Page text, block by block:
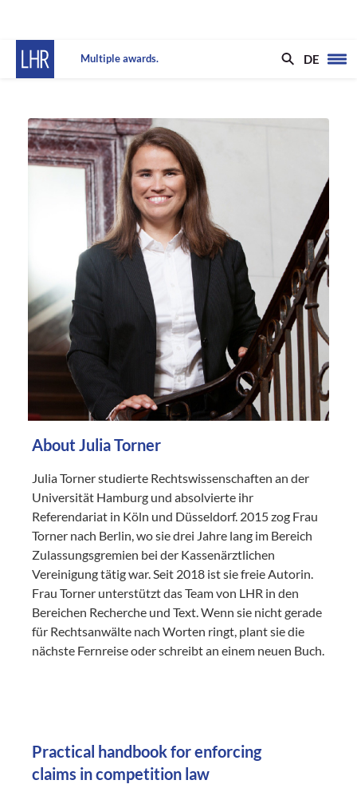
Multiple awards. DE
About Julia Torner
Julia Torner studierte Rechtswissenschaften an der
Universität Hamburg und absolvierte ihr
Referendariat in Köln und Düsseldorf. 2015 zog Frau
Torner nach Berlin, wo sie drei Jahre lang im Bereich
Zulassungsgremien bei der Kassenärztlichen
Vereinigung tätig war. Seit 2018 ist sie freie Autorin.
Frau Torner unterstützt das Team von LHR in den
Bereichen Recherche und Text. Wenn sie nicht gerade
für Rechtsanwälte nach Worten ringt, plant sie die
nächste Fernreise oder schreibt an einem neuen Buch.
Practical handbook for enforcing
claims in competition law